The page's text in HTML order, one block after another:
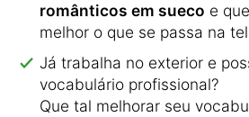
românticos em sueco e
melhor o que se passa na
Já trabalha no exterior e
vocabulário profissional?
Que tal melhorar seu